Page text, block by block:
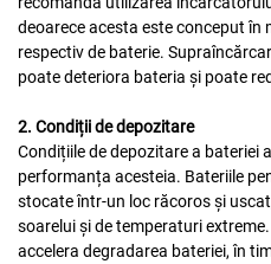
deoarece acesta este conceput în
respectiv de baterie.
poate deteriora bateria și poate
2. Condiții de depozitare
Condițiile de depozitare a bateriei
performanța acesteia. Bateriile
stocate într-un loc răcoros și
soarelui și de temperaturi
accelera degradarea bateriei, în